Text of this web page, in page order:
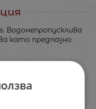
Водонепропусклива
като предпазно